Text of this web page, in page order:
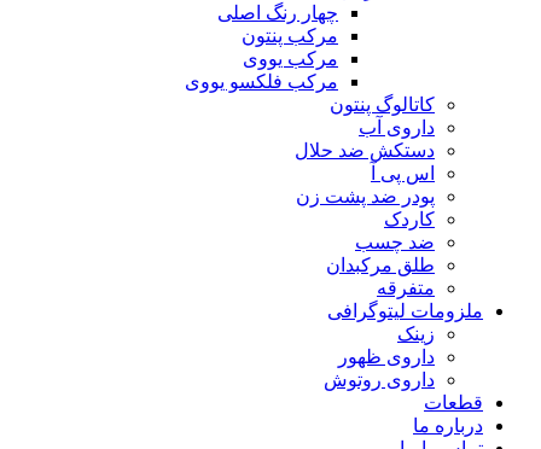
چهار رنگ اصلی
مرکب پنتون
مرکب یووی
مرکب فلکسو یووی
کاتالوگ پنتون
داروی آب
دستکش ضد حلال
اس پی آ
پودر ضد پشت زن
کاردک
ضد چسب
طلق مرکبدان
متفرقه
ملزومات لیتوگرافی
زینک
داروی ظهور
داروی روتوش
قطعات
درباره ما